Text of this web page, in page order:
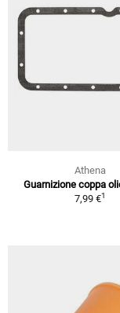
Athena
Guarnizione coppa
7,99 €1